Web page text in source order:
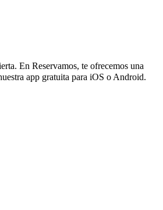
En Reservamos, te ofrecemos una
app gratuita para iOS o Android.